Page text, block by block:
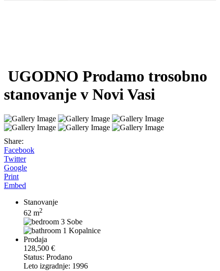
UGODNO Prodamo trosobno
stanovanje v Novi Vasi
Share:
Facebook
Twitter
Google
Print
Embed
Stanovanje
62 m2
3 Sobe
1 Kopalnice
Prodaja
128,500 €
Status: Prodano
Leto izgradnje: 1996